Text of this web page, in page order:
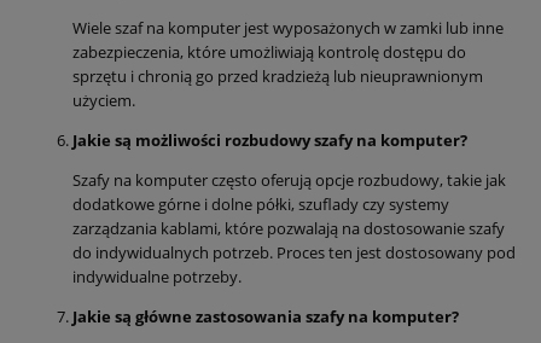
Wiele szaf na komputer jest wyposażonych w zamki lub inne
zabezpieczenia, które umożliwiają kontrolę dostępu do
sprzętu i chronią go przed kradzieżą lub nieuprawnionym
użyciem.
Jakie są możliwości rozbudowy szafy na komputer?
Szafy na komputer często oferują opcje rozbudowy, takie jak
dodatkowe górne i dolne półki, szuflady czy systemy
zarządzania kablami, które pozwalają na dostosowanie szafy
do indywidualnych potrzeb. Proces ten jest dostosowany pod
indywidualne potrzeby.
Jakie są główne zastosowania szafy na komputer?